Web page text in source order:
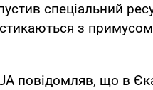
спеціальний
з
повідомляв, що в